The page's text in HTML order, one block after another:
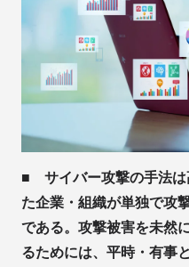
■ サイバー攻撃の手法は
た企業・組織が単独で攻
である。攻撃被害を未然
るためには、平時・有事